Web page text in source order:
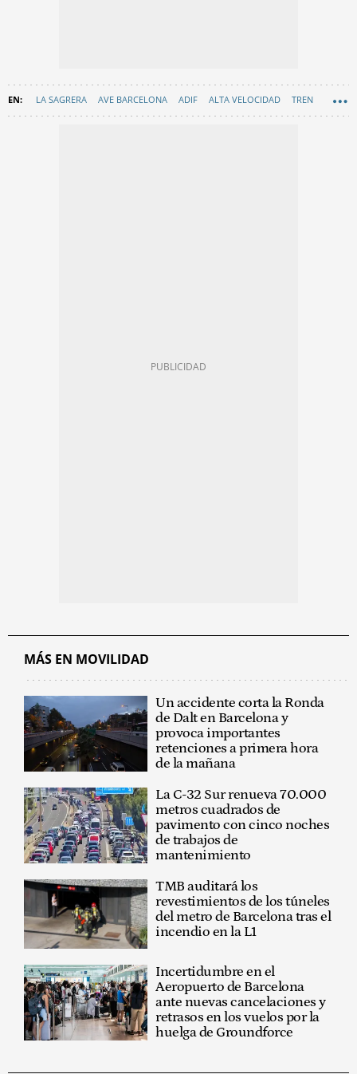
LA SAGRERA AVE BARCELONA ADIF ALTA VELOCIDAD TREN
MÁS EN MOVILIDAD
Un accidente corta la Ronda
de Dalt en Barcelona y
provoca importantes
retenciones a primera hora
de la mañana
La C-32 Sur renueva 70.000
metros cuadrados de
pavimento con cinco noches
de trabajos de
mantenimiento
TMB auditará los
revestimientos de los túneles
del metro de Barcelona tras el
incendio en la L1
Incertidumbre en el
Aeropuerto de Barcelona
ante nuevas cancelaciones y
retrasos en los vuelos por la
huelga de Groundforce